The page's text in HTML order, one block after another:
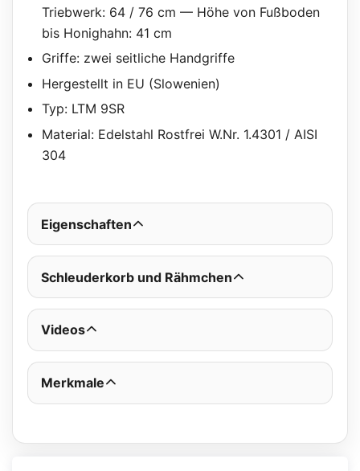
Triebwerk: 64 / 76 cm — Höhe von Fußboden
bis Honighahn: 41 cm
Griffe: zwei seitliche Handgriffe
Hergestellt in EU (Slowenien)
Typ: LTM 9SR
Material: Edelstahl Rostfrei W.Nr. 1.4301 / AISI
304
Eigenschaften
Schleuderkorb und Rähmchen
Videos
Merkmale